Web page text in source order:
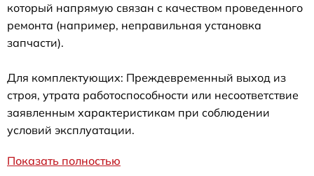
который напрямую связан с качеством проведенного
ремонта (например, неправильная установка
запчасти).
Для комплектующих: Преждевременный выход из
строя, утрата работоспособности или несоответствие
заявленным характеристикам при соблюдении
условий эксплуатации.
Показать полностью